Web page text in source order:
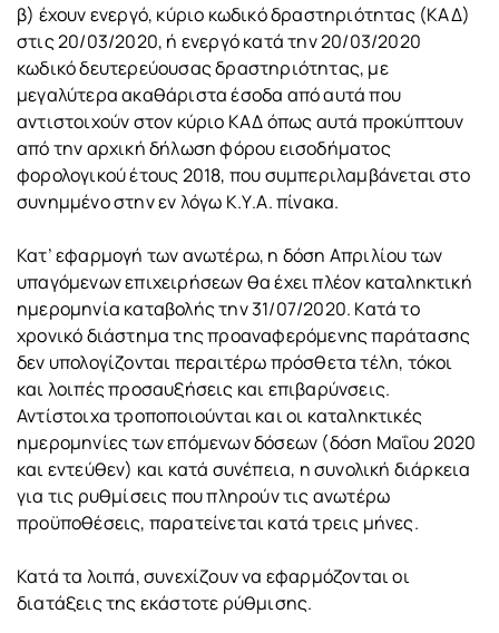
β) έχουν ενεργό, κύριο κωδικό δραστηριότητας (ΚΑΔ)
στις 20/03/2020, ή ενεργό κατά την 20/03/2020
κωδικό δευτερεύουσας δραστηριότητας, με
μεγαλύτερα ακαθάριστα έσοδα από αυτά που
αντιστοιχούν στον κύριο ΚΑΔ όπως αυτά προκύπτουν
από την αρχική δήλωση φόρου εισοδήματος
φορολογικού έτους 2018, που συμπεριλαμβάνεται στο
συνημμένο στην εν λόγω Κ.Υ.Α. πίνακα.
Κατ’ εφαρμογή των ανωτέρω, η δόση Απριλίου των
υπαγόμενων επιχειρήσεων θα έχει πλέον καταληκτική
ημερομηνία καταβολής την 31/07/2020. Κατά το
χρονικό διάστημα της προαναφερόμενης παράτασης
δεν υπολογίζονται περαιτέρω πρόσθετα τέλη, τόκοι
και λοιπές προσαυξήσεις και επιβαρύνσεις.
Αντίστοιχα τροποποιούνται και οι καταληκτικές
ημερομηνίες των επόμενων δόσεων (δόση Μαΐου 2020
και εντεύθεν) και κατά συνέπεια, η συνολική διάρκεια
για τις ρυθμίσεις που πληρούν τις ανωτέρω
προϋποθέσεις, παρατείνεται κατά τρεις μήνες.
Κατά τα λοιπά, συνεχίζουν να εφαρμόζονται οι
διατάξεις της εκάστοτε ρύθμισης.